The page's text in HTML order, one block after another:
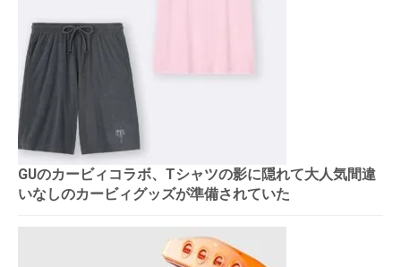
GUのカービィコラボ、Tシャツの影に隠れて大人気間違
いなしのカービィグッズが準備されていた